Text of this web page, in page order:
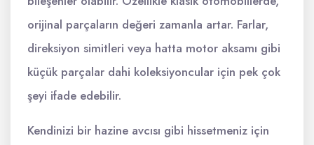
orijinal parçaların değeri zamanla artar. Farlar,
direksiyon simitleri veya hatta motor aksamı gibi
küçük parçalar dahi koleksiyoncular için pek çok
şeyi ifade edebilir.
Kendinizi bir hazine avcısı gibi hissetmeniz için